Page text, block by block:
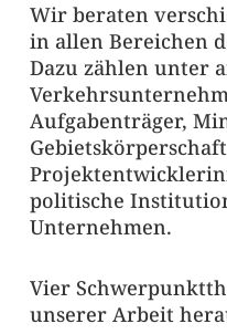
Wir beraten
in allen Bereichen
Dazu zählen unter
Aufgabenträger,
politische
Unternehmen.
Vier
unserer Arbeit